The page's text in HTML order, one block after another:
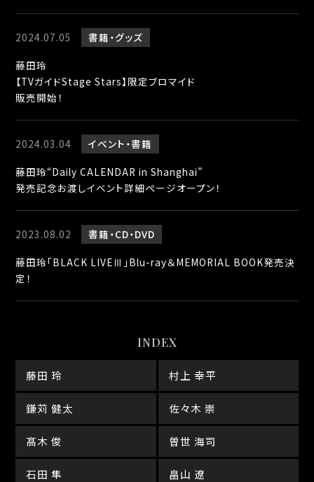
2024.07.05 書籍 グッズ
藤田玲
【TVガイドStage Stars】限定ブロマイド
販売開始！
2024.03.04 イベント 書籍
藤田玲“Daily CALENDAR in Shanghai”
発売記念お渡しイベント詳細ページオープン！
2023.08.02 書籍 CD・DVD
藤田玲「BLACK LIVEⅢ」Blu-ray＆MEMORIAL BOOK発売決
定！
INDEX
藤田 玲 村上 幸平
鎌苅 健太 佐々木 崇
髙木 俊 曽世 海司
石田 隼 畠山 遼